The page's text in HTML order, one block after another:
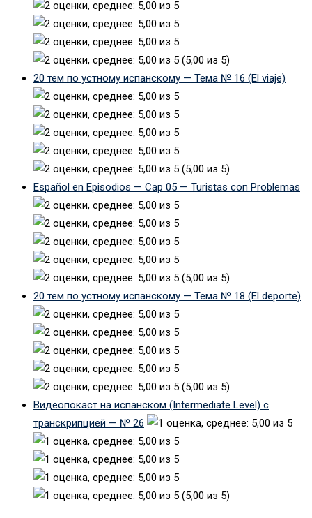
(5,00 из 5)
20 тем по устному испанскому — Тема № 16 (El viaje)
(5,00 из 5)
Español en Episodios — Cap 05 — Turistas con Problemas
(5,00 из 5)
20 тем по устному испанскому — Тема № 18 (El deporte)
(5,00 из 5)
Видеопокаст на испанском (Intermediate Level) с
транскрипцией — № 26
(5,00 из 5)